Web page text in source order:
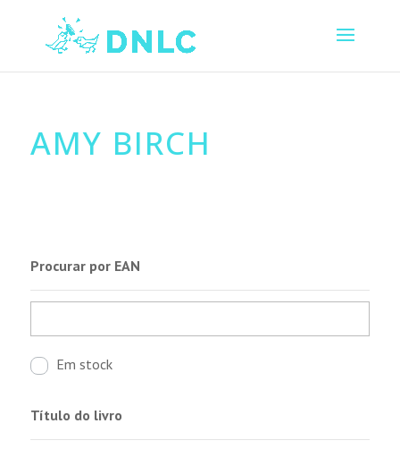
AMY BIRCH
Procurar por EAN
Em stock
Título do livro